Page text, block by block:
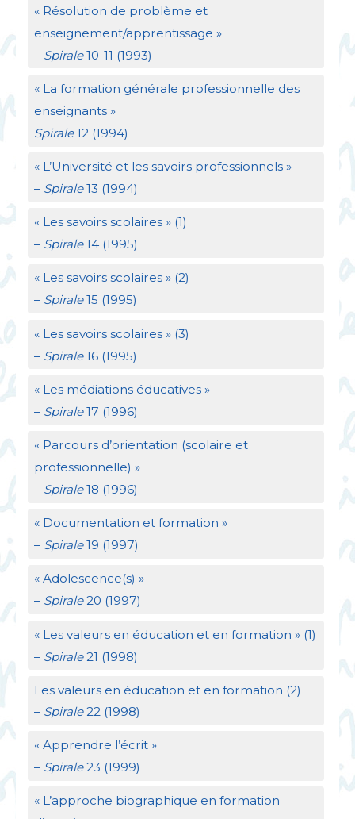
« Résolution de problème et
enseignement/apprentissage »
– Spirale10-11 (1993)
« La formation générale professionnelle des
enseignants »
Spirale12 (1994)
« L’Université et les savoirs professionnels »
– Spirale13 (1994)
« Les savoirs scolaires » (1)
– Spirale14 (1995)
« Les savoirs scolaires » (2)
– Spirale15 (1995)
« Les savoirs scolaires » (3)
– Spirale16 (1995)
« Les médiations éducatives »
– Spirale17 (1996)
« Parcours d’orientation (scolaire et
professionnelle) »
– Spirale18 (1996)
« Documentation et formation »
– Spirale19 (1997)
« Adolescence(s) »
– Spirale20 (1997)
« Les valeurs en éducation et en formation » (1)
– Spirale21 (1998)
Les valeurs en éducation et en formation (2)
–Spirale22 (1998)
« Apprendre l’écrit »
– Spirale23 (1999)
« L’approche biographique en formation